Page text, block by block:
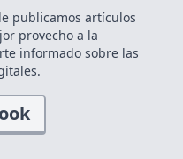
publicamos artículos
provecho a la
informado sobre las